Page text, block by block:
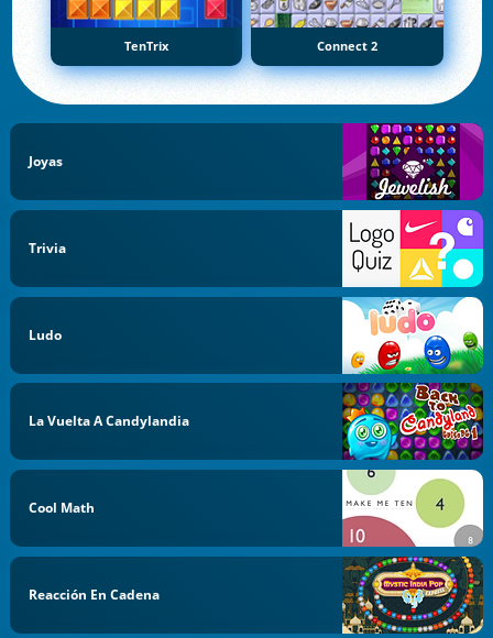
TenTrix Connect 2
Joyas
Trivia
Ludo
La Vuelta A Candylandia
Cool Math
Reacción En Cadena